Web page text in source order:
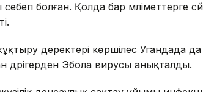
болған. Қолда бар мәліметтерге
деректері көршілес Угандада
дәрігерден Эбола вирусы анықталды.